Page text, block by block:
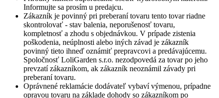
Informujte sa prosím u predajcu.
Zákazník je povinný pri preberaní tovaru tento tovar riadne
skontrolovať - stav balenia, neporušenosť tovaru,
kompletnosť a zhodu s objednávkou. V prípade zistenia
poškodenia, neúplnosti alebo iných závad je zákazník
povinný tieto ihneď oznámiť prepravcovi a predávajúcemu.
Spoločnosť LoliGarden s.r.o. nezodpovedá za tovar po jeho
prevzatí zákazníkom, ak zákazník neoznámil závady pri
preberaní tovaru.
Oprávnené reklamácie dodávateľ vybaví výmenou, prípadne
opravou tovaru na základe dohody so zákazníkom po